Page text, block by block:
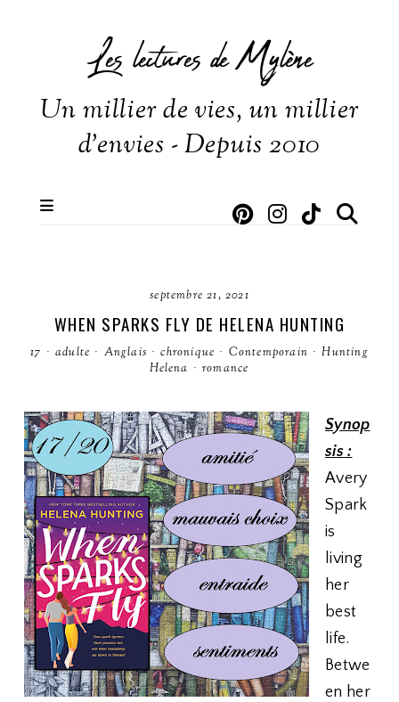
Les lectures de Mylène
Un millier de vies, un millier
d'envies - Depuis 2010
septembre 21, 2021
WHEN SPARKS FLY DE HELENA HUNTING
17 · adulte · Anglais · chronique · Contemporain · Hunting
Helena · romance
Synop
sis :
Avery
Spark
is
living
her
best
life.
Betwe
en her